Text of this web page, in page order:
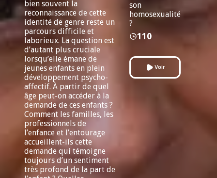
bien souvent la
reconnaissance de cette
identité de genre reste un
parcours difficile et
laborieux. La question est
d’autant plus cruciale
lorsqu’elle émane de
jeunes enfants en plein
développement psycho-
affectif. À partir de quel
âge peut-on accéder à la
demande de ces enfants ?
Comment les familles, les
professionnels de
l’enfance et l’entourage
accueillent-ils cette
demande qui témoigne
toujours d’un sentiment
très profond de la part de
son
homosexualité
?
110
Voir